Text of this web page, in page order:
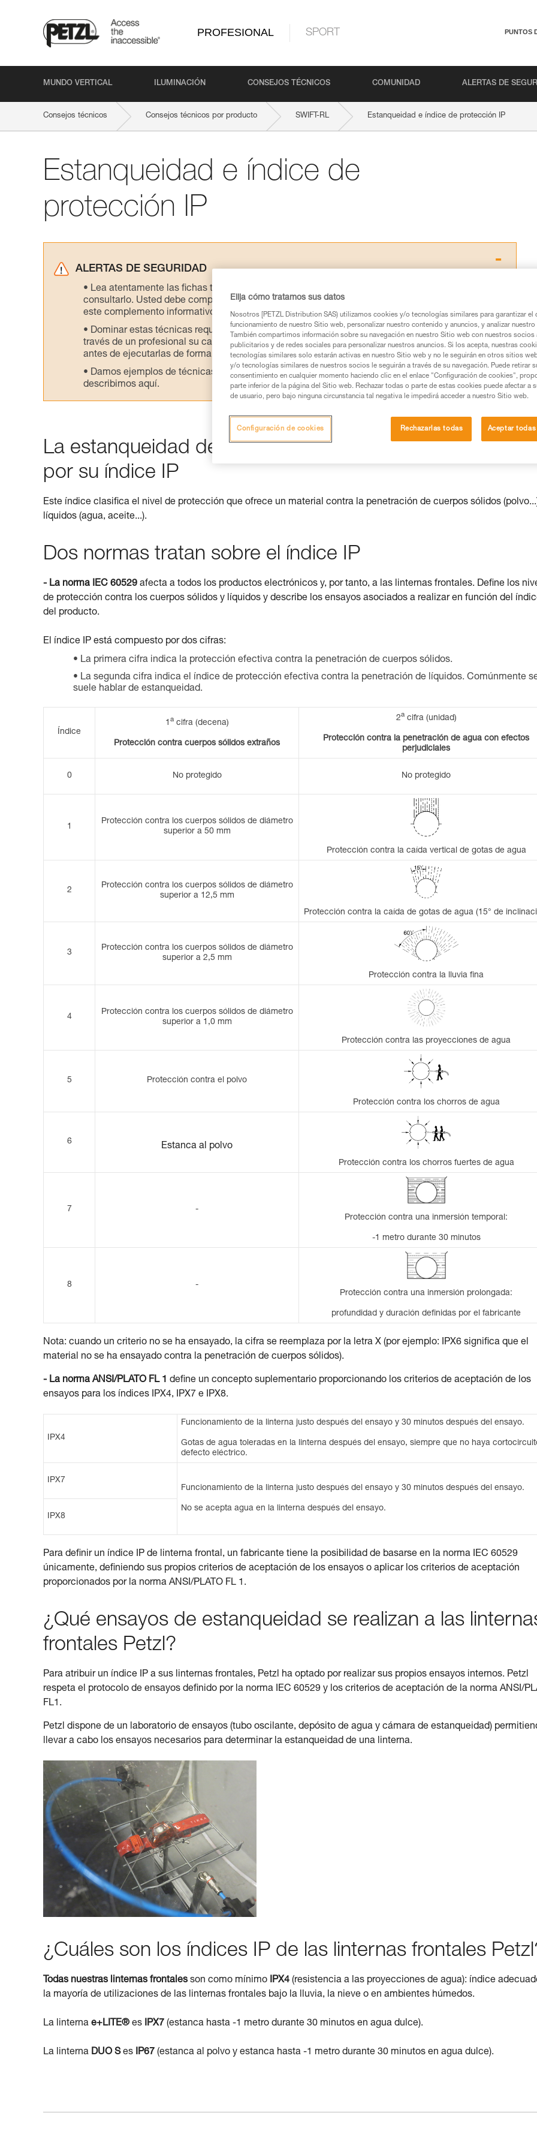
PROFESIONAL SPORT PUNTOS
MUNDO VERTICAL ILUMINACIÓN CONSEJOS TÉCNICOS COMUNIDAD ALERTAS DE
Consejos técnicos Consejos técnicos por producto SWIFT-RL Estanqueidad e índice de protección IP
Estanqueidad e índice de
protección IP
ALERTAS DE SEGURIDAD
Lea atentamente las fichas técnicas de los productos utilizados en este consejo antes de
consultarlo. Usted debe comprender la información de la ficha técnica para poder comprender
este complemento informativo.
Dominar estas técnicas requiere una formación y un entrenamiento específico. Confirme a
través de un profesional su capacidad para ejecutar estas técnicas, solo y con total seguridad,
antes de ejecutarlas de forma autónoma.
Damos ejemplos de técnicas relacionadas con su actividad. Pueden existir otras que no
describimos aquí.
La estanqueidad de una linterna frontal está garantizada
por su índice IP
Este índice clasifica el nivel de protección que ofrece un material contra la penetración de cuerpos sólidos
líquidos (agua, aceite...).
Dos normas tratan sobre el índice IP
- La norma IEC 60529 afecta a todos los productos electrónicos y, por tanto, a las linternas frontales. Define los
de protección contra los cuerpos sólidos y líquidos y describe los ensayos asociados a realizar en función del
del producto.
El índice IP está compuesto por dos cifras:
La primera cifra indica la protección efectiva contra la penetración de cuerpos sólidos.
La segunda cifra indica el índice de protección efectiva contra la penetración de líquidos. Comúnmente
suele hablar de estanqueidad.
Índice
1 acifra (decena)
Protección contra cuerpos sólidos extraños
2acifra (unidad)
Protección contra la penetración de agua con efectos
perjudiciales
0 No protegido No protegido
1
Protección contra los cuerpos sólidos de diámetro
superior a 50 mm
Protección contra la caída vertical de gotas de agua
2
Protección contra los cuerpos sólidos de diámetro
superior a 12,5 mm
Protección contra la caída de gotas de agua (15° de
3
Protección contra los cuerpos sólidos de diámetro
superior a 2,5 mm
Protección contra la lluvia fina
4
Protección contra los cuerpos sólidos de diámetro
superior a 1,0 mm
Protección contra las proyecciones de agua
5 Protección contra el polvo
Protección contra los chorros de agua
6 Estanca al polvo
Protección contra los chorros fuertes de agua
7
-
Protección contra una inmersión temporal:
-1 metro durante 30 minutos
8
-
Protección contra una inmersión prolongada:
profundidad y duración definidas por el fabricante
Nota: cuando un criterio no se ha ensayado, la cifra se reemplaza por la letra X (por ejemplo: IPX6 significa que el
material no se ha ensayado contra la penetración de cuerpos sólidos).
- La norma ANSI/PLATO FL 1 define un concepto suplementario proporcionando los criterios de aceptación de los
ensayos para los índices IPX4, IPX7 e IPX8.
IPX4
Funcionamiento de la linterna justo después del ensayo y 30 minutos después del ensayo.
Gotas de agua toleradas en la linterna después del ensayo, siempre que no haya
defecto eléctrico.
IPX7
Funcionamiento de la linterna justo después del ensayo y 30 minutos después del ensayo.
No se acepta agua en la linterna después del ensayo.
IPX8
Para definir un índice IP de linterna frontal, un fabricante tiene la posibilidad de basarse en la norma IEC 60529
únicamente, definiendo sus propios criterios de aceptación de los ensayos o aplicar los criterios de aceptación
proporcionados por la norma ANSI/PLATO FL 1.
¿Qué ensayos de estanqueidad se realizan a las
frontales Petzl?
Para atribuir un índice IP a sus linternas frontales, Petzl ha optado por realizar sus propios ensayos internos. Petzl
respeta el protocolo de ensayos definido por la norma IEC 60529 y los criterios de aceptación de la norma ANSI/
FL1.
Petzl dispone de un laboratorio de ensayos (tubo oscilante, depósito de agua y cámara de estanqueidad)
llevar a cabo los ensayos necesarios para determinar la estanqueidad de una linterna.
¿Cuáles son los índices IP de las linternas frontales
Todas nuestras linternas frontales son como mínimo IPX4 (resistencia a las proyecciones de agua): índice
la mayoría de utilizaciones de las linternas frontales bajo la lluvia, la nieve o en ambientes húmedos.
La linterna e+LITE® es IPX7 (estanca hasta -1 metro durante 30 minutos en agua dulce).
La linterna DUO Ses IP67 (estanca al polvo y estanca hasta -1 metro durante 30 minutos en agua dulce).
Elija cómo tratamos sus datos
Nosotros [PETZL Distribution SAS) utilizamos cookies y/o tecnologías similares para garantizar el
funcionamiento de nuestro Sitio web, personalizar nuestro contenido y anuncios, y analizar
También compartimos información sobre su navegación en nuestro Sitio web con nuestros socios
publicitarios y de redes sociales para personalizar nuestros anuncios. Si los acepta, nuestras
tecnologías similares solo estarán activas en nuestro Sitio web y no le seguirán en otros sitios
y/o tecnologías similares de nuestros socios le seguirán a través de su navegación. Puede retirar
consentimiento en cualquier momento haciendo clic en el enlace "Configuración de cookies",
parte inferior de la página del Sitio web. Rechazar todas o parte de estas cookies puede afectar a
de usuario, pero bajo ninguna circunstancia tal negativa le impedirá acceder a nuestro Sitio web.
Rechazarlas todas Aceptar
Configuración de cookies